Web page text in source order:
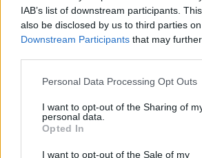
IAB’s list of downstream participants.
also be disclosed by us to third parties
Downstream Participants that may
Please note that this website/app uses
not limited to your visit or usage
grant or deny consent to Google and its
use your data for below specified
consent section.
Personal Data Processing Opt Outs
I want to opt-out of the Sharing of
personal data.
Opted In
I want to opt-out of the Sale of my
Αν τα χάσατε